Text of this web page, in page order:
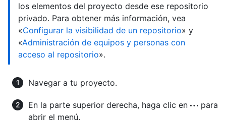
los elementos del proyecto desde ese repositorio
privado. Para obtener más información, vea
«Configurar la visibilidad de un repositorio» y
«Administración de equipos y personas con
acceso al repositorio».
Navegar a tu proyecto.
En la parte superior derecha, haga clic en
para
abrir el menú.